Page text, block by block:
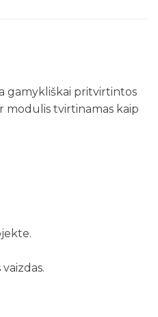
gamykliškai pritvirtintos
modulis tvirtinamas kaip